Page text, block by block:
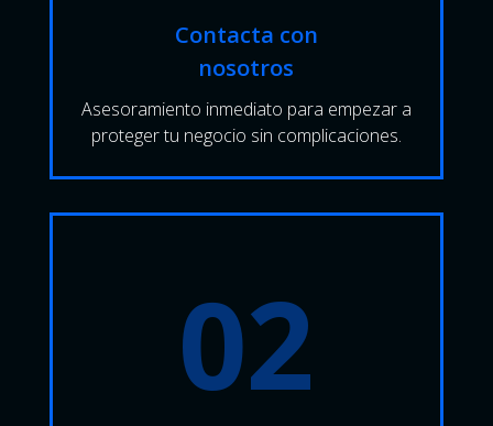
Contacta con
nosotros
Asesoramiento inmediato para empezar a
proteger tu negocio sin complicaciones.
02